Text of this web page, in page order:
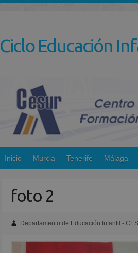
Ciclo Educación
Inicio Murcia Tenerife Málaga
foto 2
Departamento de Educación Infantil -